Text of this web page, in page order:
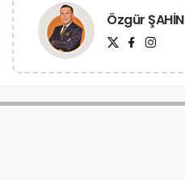
Özgür ŞAHİN